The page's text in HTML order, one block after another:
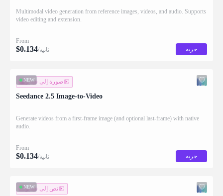
Multimodal video generation from reference images, videos, and audio. Supports
video editing and extension.
From
$0.134 /ثانية جربه
NEW
صورة إلى فيديو
Seedance 2.5 Image-to-Video
Generate videos from a first-frame image (and optional last-frame) with native
audio.
From
$0.134 /ثانية جربه
NEW
نص إلى فيديو